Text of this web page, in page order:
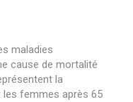
maladies
cause de mortalité
la
femmes après 65